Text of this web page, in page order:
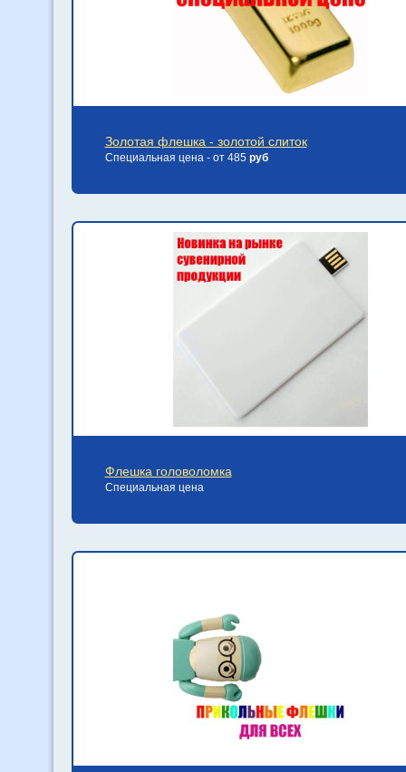
Золотая флешка - золотой слиток
Специальная цена - от 485 руб
Флешка головоломка
Специальная цена